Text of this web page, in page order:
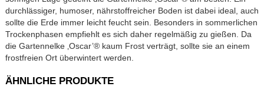
durchlässiger, humoser, nährstoffreicher Boden ist dabei ideal, auch
sollte die Erde immer leicht feucht sein. Besonders in sommerlichen
Trockenphasen empfiehlt es sich daher regelmäßig zu gießen. Da
die Gartennelke ‚Oscar’® kaum Frost verträgt, sollte sie an einem
frostfreien Ort überwintert werden.
ÄHNLICHE PRODUKTE